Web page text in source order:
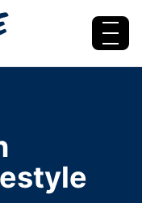
Menu